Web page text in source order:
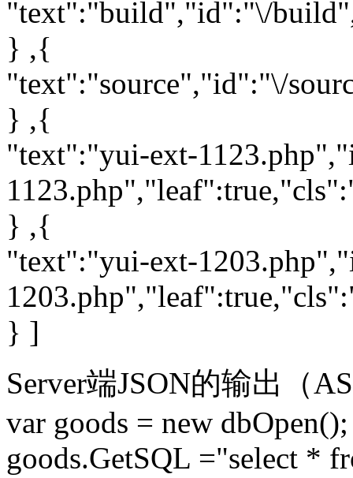
"text":"build","id":"\/
} ,{
"text":"source","id":"\/
} ,{
"text":"yui-ext-
} ,{
"text":"yui-ext-
} ]
Server端JSON的输出（
var goods = new dbOpen();
goods.GetSQL ="select *